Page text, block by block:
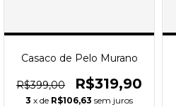
Casaco de Pelo Murano
R$399,00 R$319,90
3 x de R$106,63 sem juros